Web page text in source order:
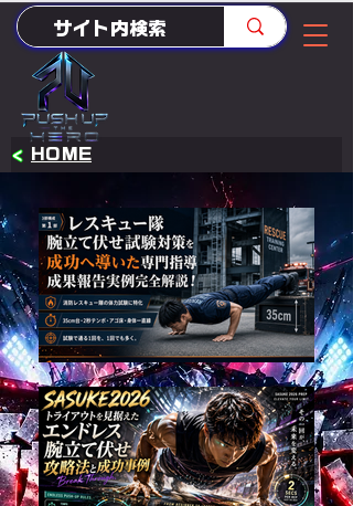
HOME
<